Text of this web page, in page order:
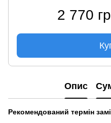
2 770
Опис
Рекомендований термін